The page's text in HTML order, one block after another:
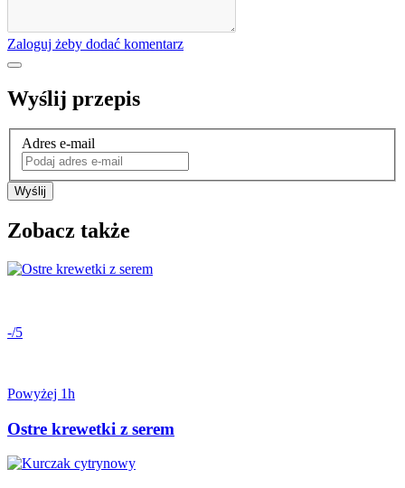
Zaloguj żeby dodać komentarz
Wyślij przepis
Adres e-mail
Wyślij
Zobacz także
-/5
Powyżej 1h
Ostre krewetki z serem